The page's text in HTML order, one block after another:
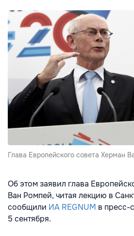
Глава Европейского совета Херман
Об этом заявил глава
Ван Ромпей, читая лекцию в
сообщили ИА REGNUM в пресс-
5 сентября.